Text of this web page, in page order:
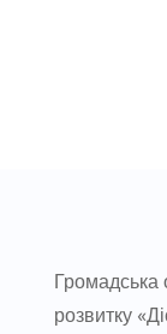
Громадська
розвитку